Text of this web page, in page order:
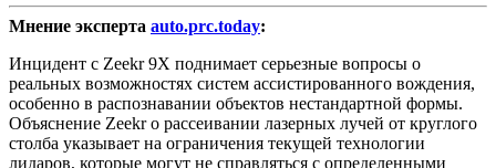
Мнение эксперта auto.prc.today:
Инцидент с Zeekr 9X поднимает серьезные вопросы о
реальных возможностях систем ассистированного вождения,
особенно в распознавании объектов нестандартной формы.
Объяснение Zeekr о рассеивании лазерных лучей от круглого
столба указывает на ограничения текущей технологии
лидаров, которые могут не справляться с определенными